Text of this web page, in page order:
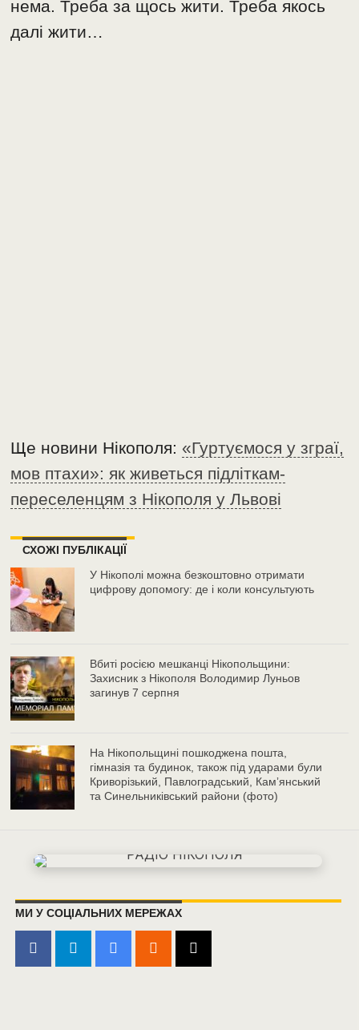
нема. Треба за щось жити. Треба якось
далі жити…
Ще новини Нікополя:«Гуртуємося у зграї,
мов птахи»: як живеться підліткам-
переселенцям з Нікополя у Львові
СХОЖІ ПУБЛІКАЦІЇ
У Нікополі можна безкоштовно отримати
цифрову допомогу: де і коли консультують
Вбиті росією мешканці Нікопольщини:
Захисник з Нікополя Володимир Луньов
загинув 7 серпня
На Нікопольщині пошкоджена пошта,
гімназія та будинок, також під ударами були
Криворізький, Павлоградський, Камʼянський
та Синельниківський райони (фото)
МИ У СОЦІАЛЬНИХ МЕРЕЖАХ